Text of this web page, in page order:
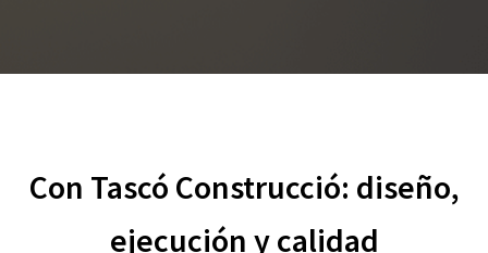
Con Tascó Construcció: diseño,
ejecución y calidad